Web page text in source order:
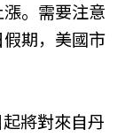
。需要注意
期，美國市
起將對來自丹